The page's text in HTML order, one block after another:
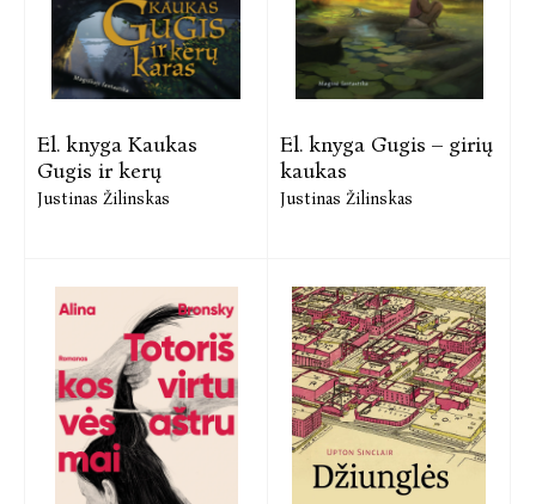
El. knyga Kaukas
Gugis ir kerų
Justinas Žilinskas
El. knyga Gugis – girių
kaukas
Justinas Žilinskas